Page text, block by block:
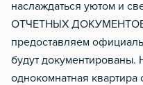
наслаждаться уютом и
ОТЧЕТНЫХ
предоставляем
будут документированы.
однокомнатная